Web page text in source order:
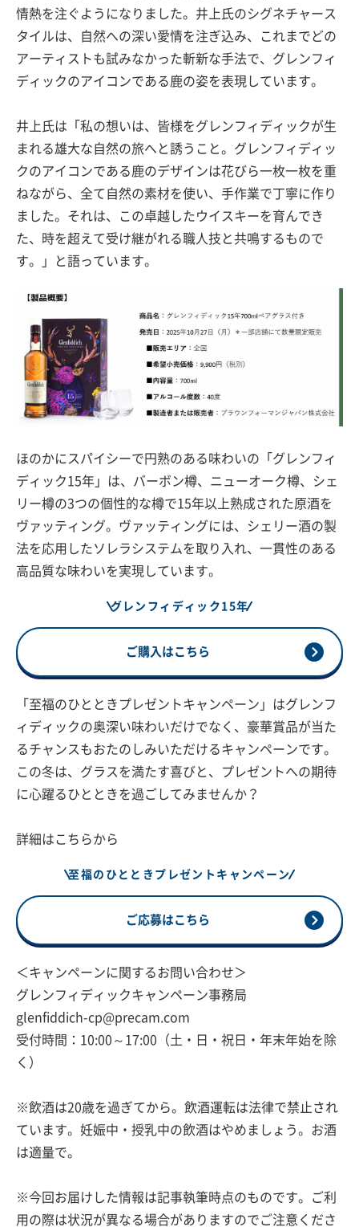
情熱を注ぐようになりました。井上氏のシグネチャース
タイルは、自然への深い愛情を注ぎ込み、これまでどの
アーティストも試みなかった斬新な手法で、グレンフィ
ディックのアイコンである鹿の姿を表現しています。
井上氏は「私の想いは、皆様をグレンフィディックが生
まれる雄大な自然の旅へと誘うこと。グレンフィディッ
クのアイコンである鹿のデザインは花びら一枚一枚を重
ねながら、全て自然の素材を使い、手作業で丁寧に作り
ました。それは、この卓越したウイスキーを育んでき
た、時を超えて受け継がれる職人技と共鳴するもので
す。」と語っています。
ほのかにスパイシーで円熟のある味わいの「グレンフィ
ディック15年」は、バーボン樽、ニューオーク樽、シェ
リー樽の3つの個性的な樽で15年以上熟成された原酒を
ヴァッティング。ヴァッティングには、シェリー酒の製
法を応用したソレラシステムを取り入れ、一貫性のある
高品質な味わいを実現しています。
グレンフィディック15年
ご購入はこちら
「至福のひとときプレゼントキャンペーン」はグレンフ
ィディックの奥深い味わいだけでなく、豪華賞品が当た
るチャンスもおたのしみいただけるキャンペーンです。
この冬は、グラスを満たす喜びと、プレゼントへの期待
に心躍るひとときを過ごしてみませんか？
詳細はこちらから
至福のひとときプレゼントキャンペーン
ご応募はこちら
＜キャンペーンに関するお問い合わせ＞
グレンフィディックキャンペーン事務局
glenfiddich-cp@precam.com
受付時間：10:00～17:00（土・日・祝日・年末年始を除
く）
※飲酒は20歳を過ぎてから。飲酒運転は法律で禁止され
ています。妊娠中・授乳中の飲酒はやめましょう。お酒
は適量で。
※今回お届けした情報は記事執筆時点のものです。ご利
用の際は状況が異なる場合がありますのでご注意くださ